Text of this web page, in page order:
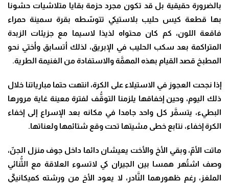
بالضرورة حقيقية بل قد تكون مجرد حزمة بقايا متلاشيات حشونا
بها قطعة كيس حليب بلاستيكي تتوسّطه بقرة سمينة حمراء
فاقعة اللون، كم كان محتواه لذيذا لاسيما مع جزيئات الزبدة
المتراكمة بعد سكب الحليب في الإبريق، لذلك أتسابق وأختي نحو
المطبخ قصد القيام بهذه المهمَّة والاستفادة من الغنيمة الطرية.
إذا نجحت العجوز في الاستيلاء على الكرة، انتهت حتما مبارياتنا خلال
ذلك اليوم، وحين إخفاقها يلزمنا التوقُّف لفترة معينة غاية مرورها
البطيء، يتسمَّر كل واحد جامدا في مكانه بعد الإسراع إلى إخفاء
الكرة إخفاء، نتابع خطى مشيتها تحت وقع شتائمها ولعناتها.
ماتت الأمّ، وبقي الأخ والأخت يعيشان دائما داخل جوف منزل الجنّ،
وصف اشتُهر همسا بين الجيران كي لاتسوء العلاقة مع الثُّنائي
الملغز، رغم ظهورهما النَّادر، لا يعود الأخ من ورشته كميكانيكيّ